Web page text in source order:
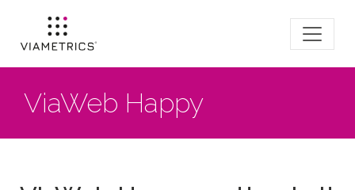
ViaWeb Happy